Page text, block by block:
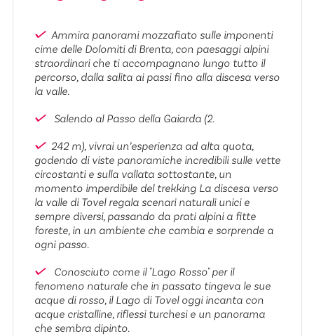
Ammira panorami mozzafiato sulle imponenti
cime delle Dolomiti di Brenta, con paesaggi alpini
straordinari che ti accompagnano lungo tutto il
percorso, dalla salita ai passi fino alla discesa verso
la valle.
Salendo al Passo della Gaiarda (2.
242 m), vivrai un’esperienza ad alta quota,
godendo di viste panoramiche incredibili sulle vette
circostanti e sulla vallata sottostante, un
momento imperdibile del trekking La discesa verso
la valle di Tovel regala scenari naturali unici e
sempre diversi, passando da prati alpini a fitte
foreste, in un ambiente che cambia e sorprende a
ogni passo.
Conosciuto come il "Lago Rosso" per il
fenomeno naturale che in passato tingeva le sue
acque di rosso, il Lago di Tovel oggi incanta con
acque cristalline, riflessi turchesi e un panorama
che sembra dipinto.